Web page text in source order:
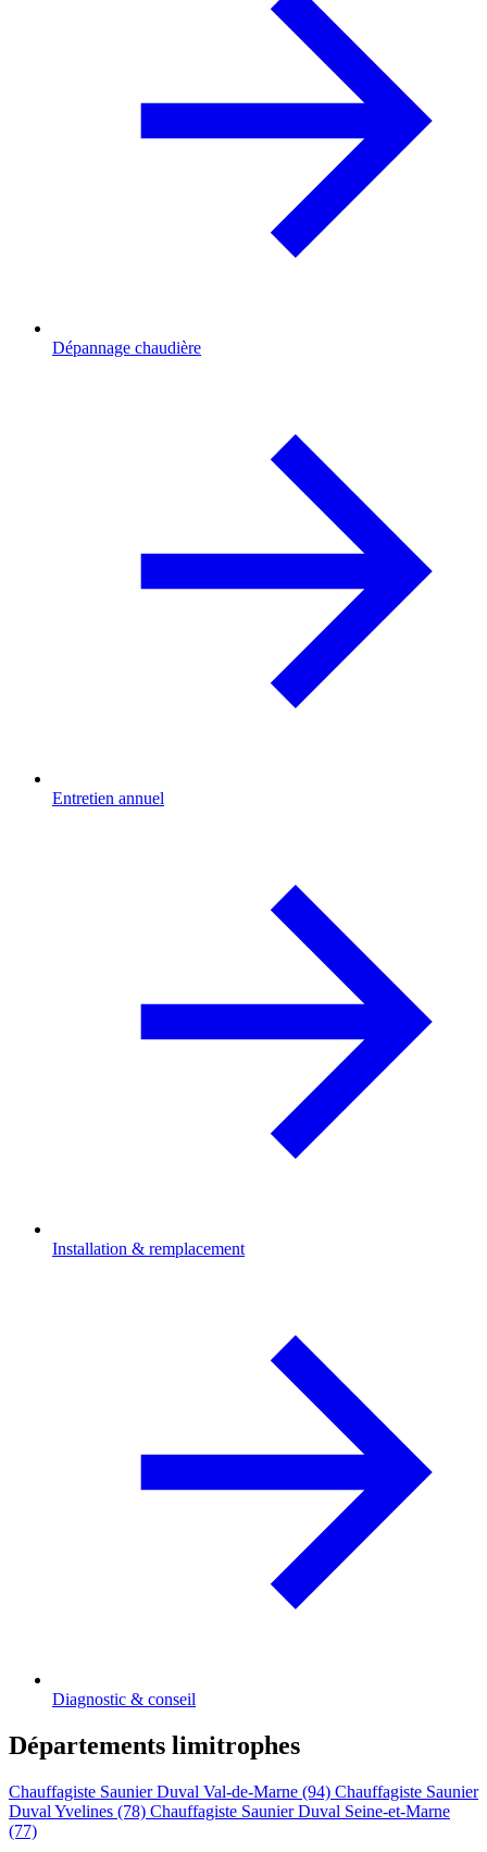
Dépannage chaudière
Entretien annuel
Installation & remplacement
Diagnostic & conseil
Départements limitrophes
Chauffagiste Saunier Duval Val-de-Marne (94) Chauffagiste Saunier
Duval Yvelines (78) Chauffagiste Saunier Duval Seine-et-Marne
(77)